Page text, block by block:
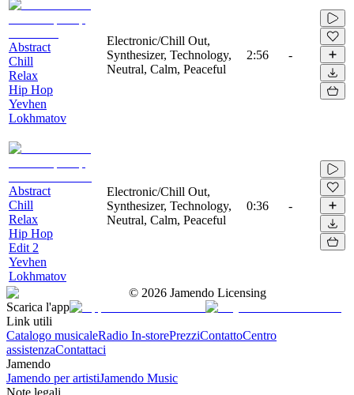
Abstract
Chill
Relax
Hip Hop
Yevhen
Lokhmatov
Electronic/Chill Out,
Synthesizer, Technology,
Neutral, Calm, Peaceful
2:56 -
Abstract
Chill
Relax
Hip Hop
Edit 2
Yevhen
Lokhmatov
Electronic/Chill Out,
Synthesizer, Technology,
Neutral, Calm, Peaceful
0:36 -
© 2026 Jamendo Licensing
Scarica l'app
Link utili
Catalogo musicaleRadio In-storePrezziContattoCentro
assistenzaContattaci
Jamendo
Jamendo per artistiJamendo Music
Note legali